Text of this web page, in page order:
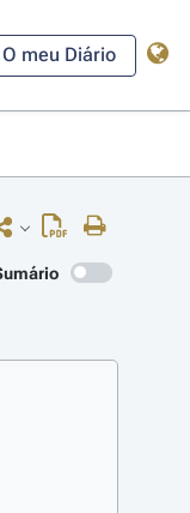
O meu Diário